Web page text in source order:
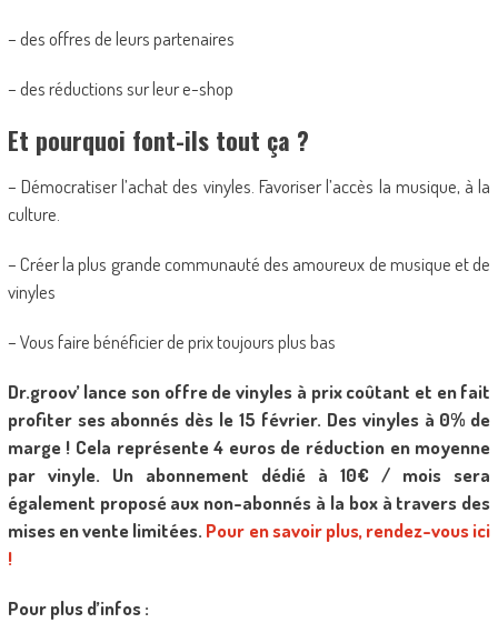
– des offres de leurs partenaires
– des réductions sur leur e-shop
Et pourquoi font-ils tout ça ?
– Démocratiser l’achat des vinyles. Favoriser l’accès la musique, à la
culture.
– Créer la plus grande communauté des amoureux de musique et de
vinyles
– Vous faire bénéficier de prix toujours plus bas
Dr.groov’ lance son offre de vinyles à prix coûtant et en fait
profiter ses abonnés dès le 15 février. Des vinyles à 0% de
marge ! Cela représente 4 euros de réduction en moyenne
par vinyle. Un abonnement dédié à 10€ / mois sera
également proposé aux non-abonnés à la box à travers des
mises en vente limitées. Pour en savoir plus, rendez-vous ici
!
Pour plus d’infos :